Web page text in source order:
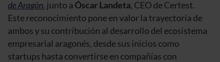
de Aragón, junto a Óscar Landeta, CEO de Certest.
Este reconocimiento pone en valor la trayectoria de
ambos y su contribución al desarrollo del ecosistema
empresarial aragonés, desde sus inicios como
startups hasta convertirse en compañías con